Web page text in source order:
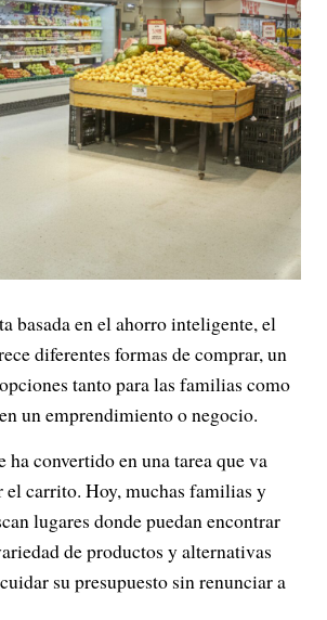
basada en el ahorro inteligente, el
diferentes formas de comprar, un
tanto para las familias como
un emprendimiento o negocio.
ha convertido en una tarea que va
el carrito. Hoy, muchas familias y
lugares donde puedan encontrar
de productos y alternativas
su presupuesto sin renunciar a